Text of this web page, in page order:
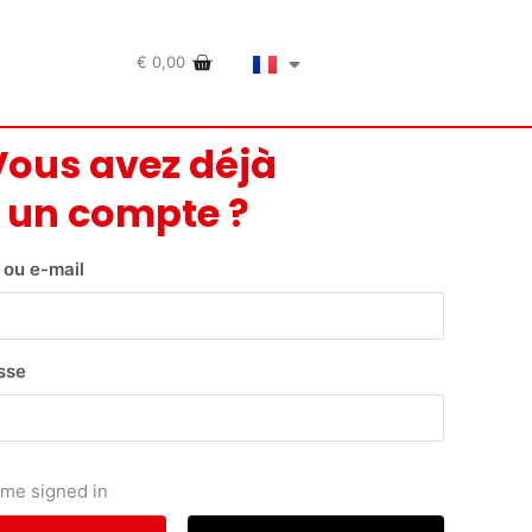
€ 0,00
avez déjà
un compte ?
e-mail
signed in